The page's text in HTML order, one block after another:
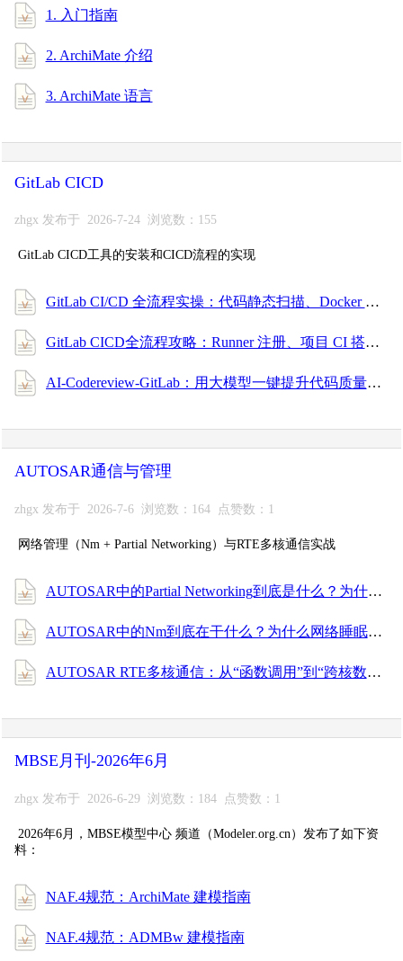
1. 入门指南
2. ArchiMate 介绍
3. ArchiMate 语言
GitLab CICD
zhgx 发布于 2026-7-24 浏览数：155
GitLab CICD工具的安装和CICD流程的实现
GitLab CI/CD 全流程实操：代码静态扫描、Docker 构建、镜像安全扫描与部署（安全合规篇）
GitLab CICD全流程攻略：Runner 注册、项目 CI 搭建、触发规则配置，小白也能上手！
AI-Codereview-GitLab：用大模型一键提升代码质量的自动审查利器
AUTOSAR通信与管理
zhgx 发布于 2026-7-6 浏览数：164 点赞数：1
网络管理（Nm + Partial Networking）与RTE多核通信实战
AUTOSAR中的Partial Networking到底是什么？为什么一辆车睡觉时总有几个ECU醒着？
AUTOSAR中的Nm到底在干什么？为什么网络睡眠、网络唤醒全靠它？
AUTOSAR RTE多核通信：从“函数调用”到“跨核数据搬运”的真相
MBSE月刊-2026年6月
zhgx 发布于 2026-6-29 浏览数：184 点赞数：1
2026年6月，MBSE模型中心 频道（Modeler.org.cn）发布了如下资
料：
NAF.4规范：ArchiMate 建模指南
NAF.4规范：ADMBw 建模指南